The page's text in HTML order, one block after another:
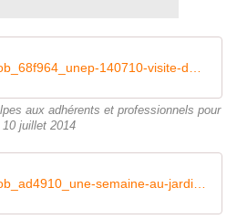
aux adhérents et professionnels pour
10 juillet 2014